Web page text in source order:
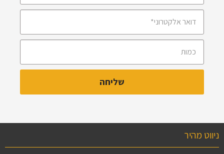
ניווט מהיר